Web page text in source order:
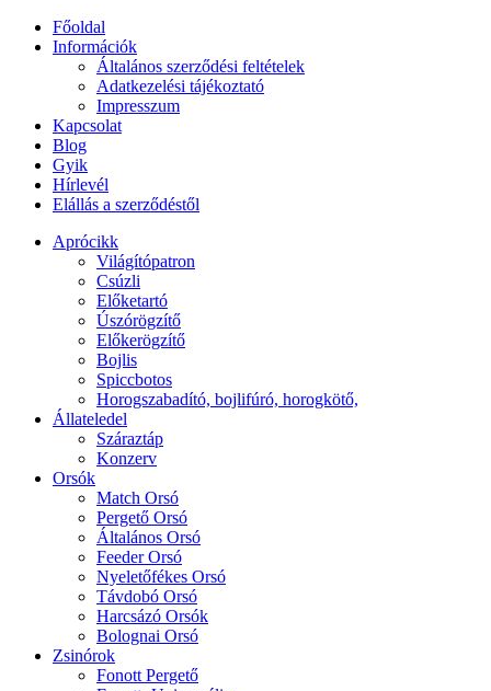
Főoldal
Információk
Általános szerződési feltételek
Adatkezelési tájékoztató
Impresszum
Kapcsolat
Blog
Gyik
Hírlevél
Elállás a szerződéstől
Aprócikk
Világítópatron
Csúzli
Előketartó
Úszórögzítő
Előkerögzítő
Bojlis
Spiccbotos
Horogszabadító, bojlifúró, horogkötő,
Állateledel
Száraztáp
Konzerv
Orsók
Match Orsó
Pergető Orsó
Általános Orsó
Feeder Orsó
Nyeletőfékes Orsó
Távdobó Orsó
Harcsázó Orsók
Bolognai Orsó
Zsinórok
Fonott Pergető